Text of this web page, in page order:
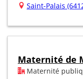
Saint-Palais
Maternité de
Maternité